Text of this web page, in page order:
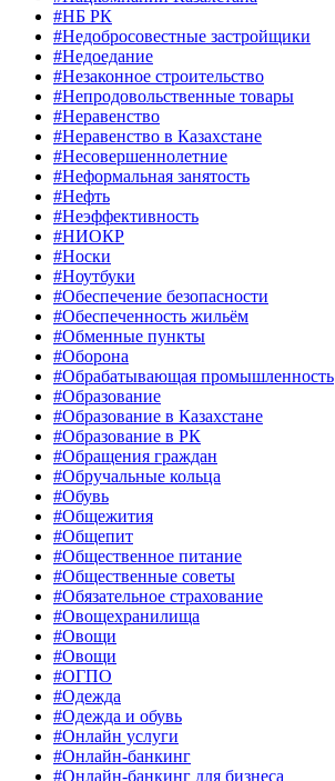
#НБ РК
#Недобросовестные застройщики
#Недоедание
#Незаконное строительство
#Непродовольственные товары
#Неравенство
#Неравенство в Казахстане
#Несовершеннолетние
#Неформальная занятость
#Нефть
#Неэффективность
#НИОКР
#Носки
#Ноутбуки
#Обеспечение безопасности
#Обеспеченность жильём
#Обменные пункты
#Оборона
#Обрабатывающая промышленность
#Образование
#Образование в Казахстане
#Образование в РК
#Обращения граждан
#Обручальные кольца
#Обувь
#Общежития
#Общепит
#Общественное питание
#Общественные советы
#Обязательное страхование
#Овощехранилища
#Овощи
#Овощи
#ОГПО
#Одежда
#Одежда и обувь
#Онлайн услуги
#Онлайн-банкинг
#Онлайн-банкинг для бизнеса